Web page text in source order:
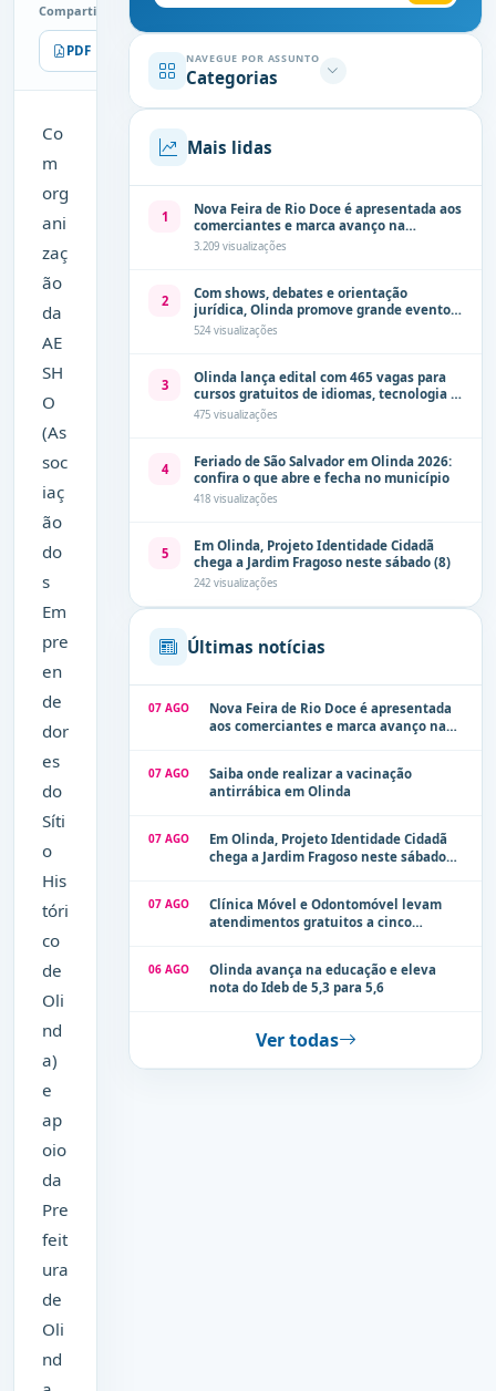
Compartilhe
PDF
Co
m
org
ani
zaç
ão
da
AE
SH
O
(As
soc
iaç
ão
do
s
Em
pre
en
de
dor
es
do
Síti
o
His
tóri
co
de
Oli
nd
a)
e
ap
oio
da
Pre
feit
ura
de
Oli
nd
NAVEGUE POR ASSUNTO
Categorias
Mais lidas
1
Nova Feira de Rio Doce é apresentada aos
comerciantes e marca avanço na
modernização dos espaços públicos de
3.209 visualizações
2
Com shows, debates e orientação
jurídica, Olinda promove grande evento
de combate à violência contra a mulher
neste sábado (8)
524 visualizações
3
Olinda lança edital com 465 vagas para
cursos gratuitos de idiomas, tecnologia e
comunicação
475 visualizações
4
Feriado de São Salvador em Olinda 2026:
confira o que abre e fecha no município
418 visualizações
5
Em Olinda, Projeto Identidade Cidadã
chega a Jardim Fragoso neste sábado (8)
242 visualizações
Últimas notícias
07 AGO
Nova Feira de Rio Doce é apresentada
aos comerciantes e marca avanço na
07 AGO
Saiba onde realizar a vacinação
antirrábica em Olinda
07 AGO
Em Olinda, Projeto Identidade Cidadã
chega a Jardim Fragoso neste sábado
07 AGO
Clínica Móvel e Odontomóvel levam
atendimentos gratuitos a cinco
06 AGO
Olinda avança na educação e eleva
nota do Ideb de 5,3 para 5,6
Ver todas